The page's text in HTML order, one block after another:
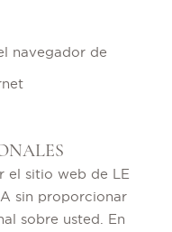
navegador de
el sitio web de LE
sin proporcionar
sobre usted. En